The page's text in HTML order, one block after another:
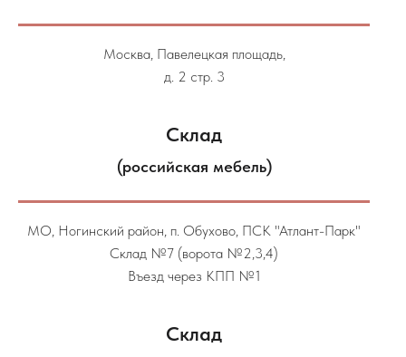
Москва, Павелецкая площадь,
д. 2 стр. 3
Склад
(российская мебель)
МО, Ногинский район, п. Обухово, ПСК "Атлант-Парк"
Склад №7 (ворота №2,3,4)
Въезд через КПП №1
Склад